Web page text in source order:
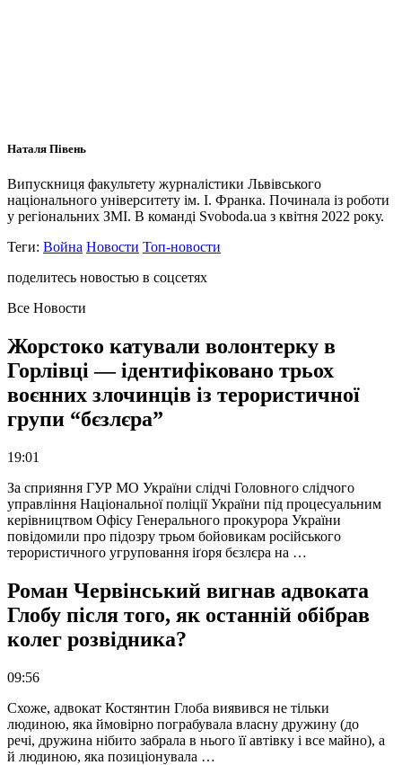
Наталя Півень
Випускниця факультету журналістики Львівського
національного університету ім. І. Франка. Починала із роботи
у регіональних ЗМІ. В команді Svoboda.ua з квітня 2022 року.
Теги: Война Новости Топ-новости
поделитесь новостью в соцсетях
Все Новости
Жорстоко катували волонтерку в
Горлівці — ідентифіковано трьох
воєнних злочинців із терористичної
групи “бєзлєра”
19:01
За сприяння ГУР МО України слідчі Головного слідчого
управління Національної поліції України під процесуальним
керівництвом Офісу Генерального прокурора України
повідомили про підозру трьом бойовикам російського
терористичного угруповання іґоря бєзлєра на …
Роман Червінський вигнав адвоката
Глобу після того, як останній обібрав
колег розвідника?
09:56
Схоже, адвокат Костянтин Глоба виявився не тільки
людиною, яка ймовірно пограбувала власну дружину (до
речі, дружина нібито забрала в нього її автівку і все майно), а
й людиною, яка позиціонувала …